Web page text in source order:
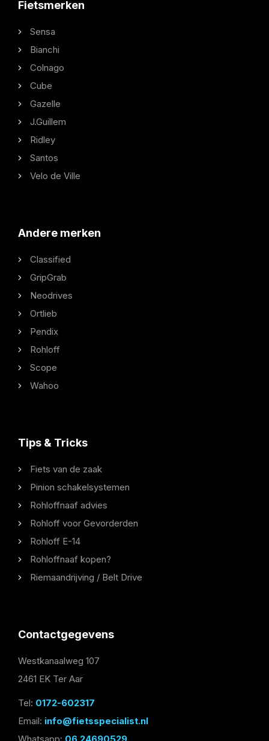
Fietsmerken
Sensa
Bianchi
Colnago
Cube
Gazelle
J.Guillem
Ridley
Santos
Velo de Ville
Andere merken
Classified
GripGrab
Neodrives
Ortlieb
Pendix
Rohloff
Scope
Wahoo
Tips & Tricks
Fiets van de zaak
Pinion schakelsystemen
Rohloffnaaf advies
Rohloff voor Gevorderden
Rohloff E-14
Rohloffnaaf kopen?
Riemaandrijving / Belt Drive
Contactgegevens
Westkanaalweg 107
2461 EK Ter Aar
Tel: 0172-602317
Email: info@fietsspecialist.nl